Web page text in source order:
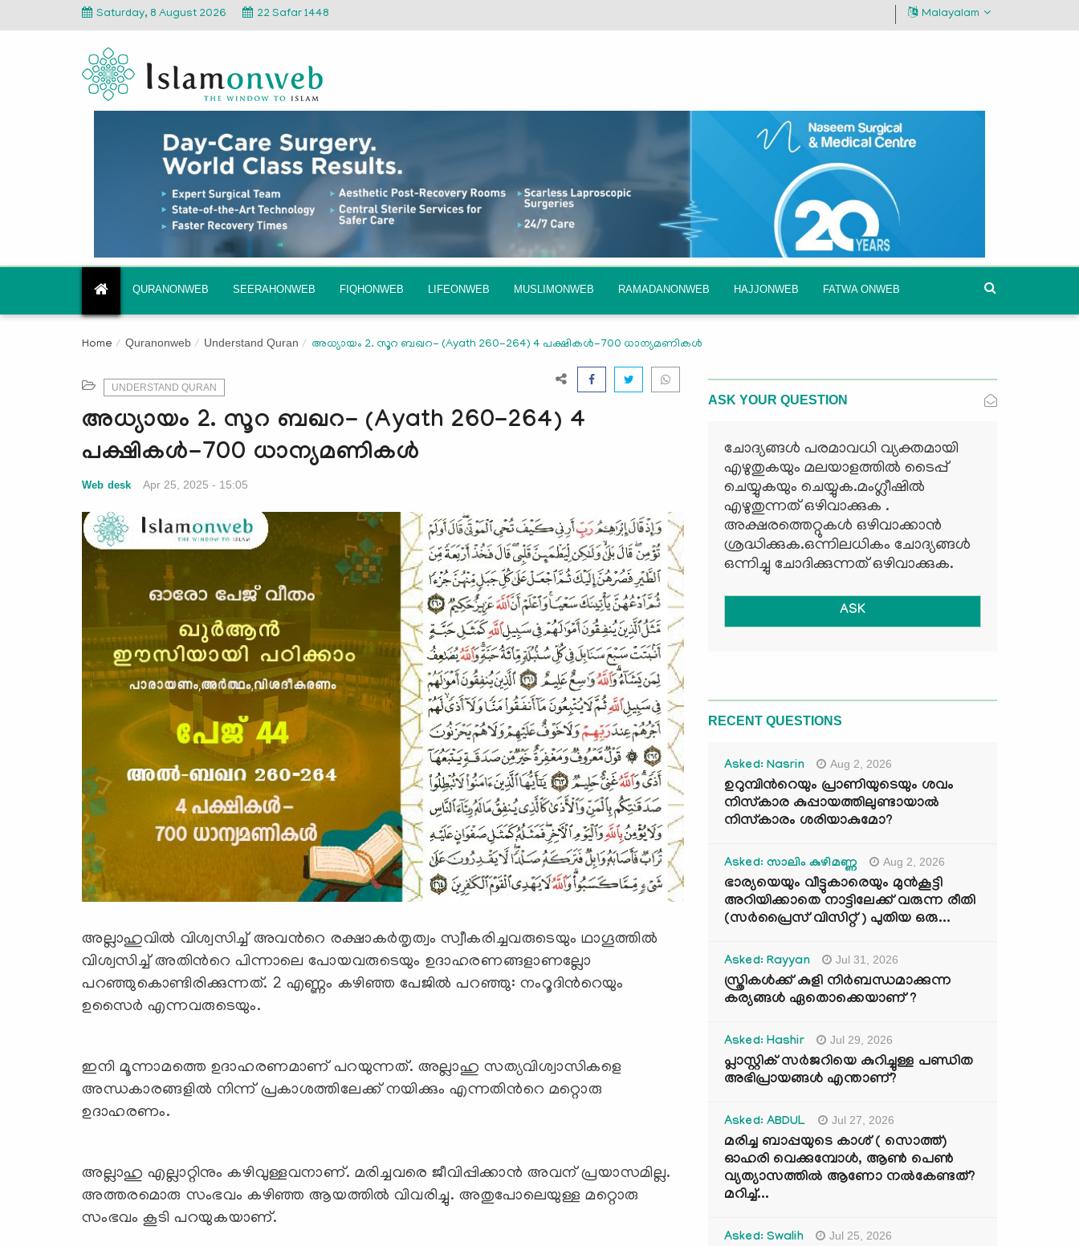
Saturday, 8 August 2026 22 Safar 1448 Malayalam
QURANONWEB SEERAHONWEB FIQHONWEB LIFEONWEB MUSLIMONWEB RAMADANONWEB HAJJONWEB FATWA ONWEB
Home Quranonweb Understand Quran അധ്യായം 2. സൂറ ബഖറ- (Ayath 260-264) 4 പക്ഷികൾ-700 ധാന്യമണികൾ
UNDERSTAND QURAN
അധ്യായം 2. സൂറ ബഖറ- (Ayath 260-264) 4
പക്ഷികൾ-700 ധാന്യമണികൾ
Web desk Apr 25, 2025 - 15:05
അല്ലാഹുവില്‍ വിശ്വസിച്ച് അവന്‍റെ രക്ഷാകര്‍തൃത്വം സ്വീകരിച്ചവരുടെയും ഥാഗൂത്തില്‍
വിശ്വസിച്ച് അതിന്‍റെ പിന്നാലെ പോയവരുടെയും ഉദാഹരണങ്ങളാണല്ലോ
പറഞ്ഞുകൊണ്ടിരിക്കുന്നത്. 2 എണ്ണം കഴിഞ്ഞ പേജില്‍ പറഞ്ഞു: നംറൂദിന്‍റെയും
ഉസൈര്‍ എന്നവരുടെയും.
ഇനി മൂന്നാമത്തെ ഉദാഹരണമാണ് പറയുന്നത്. അല്ലാഹു സത്യവിശ്വാസികളെ
അന്ധകാരങ്ങളില്‍ നിന്ന് പ്രകാശത്തിലേക്ക് നയിക്കും എന്നതിന്‍റെ മറ്റൊരു
ഉദാഹരണം.
അല്ലാഹു എല്ലാറ്റിനും കഴിവുള്ളവനാണ്. മരിച്ചവരെ ജീവിപ്പിക്കാന്‍ അവന് പ്രയാസമില്ല.
അത്തരമൊരു സംഭവം കഴിഞ്ഞ ആയത്തില്‍ വിവരിച്ചു. അതുപോലെയുള്ള മറ്റൊരു
സംഭവം കൂടി പറയുകയാണ്.
ASK YOUR QUESTION
ചോദ്യങ്ങള്‍ പരമാവധി വ്യക്തമായി
എഴുതുകയും മലയാളത്തില്‍ ടൈപ്പ്
ചെയ്യുകയും ചെയ്യുക.മംഗ്ലീഷില്‍
എഴുതുന്നത് ഒഴിവാക്കുക .
അക്ഷരത്തെറ്റുകള്‍ ഒഴിവാക്കാന്‍
ശ്രദ്ധിക്കുക.ഒന്നിലധികം ചോദ്യങ്ങള്‍
ഒന്നിച്ചു ചോദിക്കുന്നത് ഒഴിവാക്കുക.
ASK
RECENT QUESTIONS
Asked: Nasrin Aug 2, 2026
ഉറുമ്പിന്‍റെയും പ്രാണിയുടെയും ശവം
നിസ്കാര കുപ്പായത്തിലുണ്ടായാൽ
നിസ്കാരം ശരിയാകുമോ?
Asked: സാലിം കുഴിമണ്ണ Aug 2, 2026
ഭാര്യയെയും വീട്ടുകാരെയും മുൻകൂട്ടി
അറിയിക്കാതെ നാട്ടിലേക്ക് വരുന്ന രീതി
(സർപ്രൈസ് വിസിറ്റ് ) പുതിയ ഒരു...
Asked: Rayyan Jul 31, 2026
സ്ത്രികൾക്ക് കുളി നിർബന്ധമാക്കുന്ന
കര്യങ്ങൾ ഏതൊക്കെയാണ് ?
Asked: Hashir Jul 29, 2026
പ്ലാസ്റ്റിക് സർജറിയെ കുറിച്ചുള്ള പണ്ഡിത
അഭിപ്രായങ്ങൾ എന്താണ്?
Asked: ABDUL Jul 27, 2026
മരിച്ച ബാപ്പയുടെ കാശ് ( സൊത്ത്)
ഓഹരി വെക്കുമ്പോൾ, ആണ്‍ പെണ്‍
വ്യത്യാസത്തില്‍ ആണോ നല്‍കേണ്ടത്?
മറിച്ച്...
Asked: Swalih Jul 25, 2026